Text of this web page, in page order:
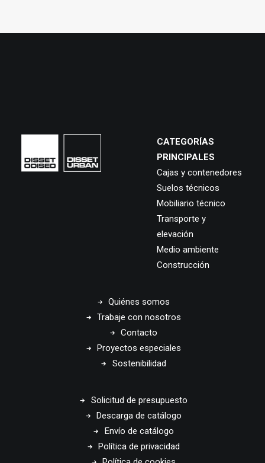
CATEGORÍAS
PRINCIPALES
Cajas y contenedores
Suelos técnicos
Mobiliario técnico
Transporte y
elevación
Medio ambiente
Construcción
Quiénes somos
Trabaje con nosotros
Contacto
Proyectos especiales
Sostenibilidad
Solicitud de presupuesto
Descarga de catálogo
Envío de catálogo
Política de privacidad